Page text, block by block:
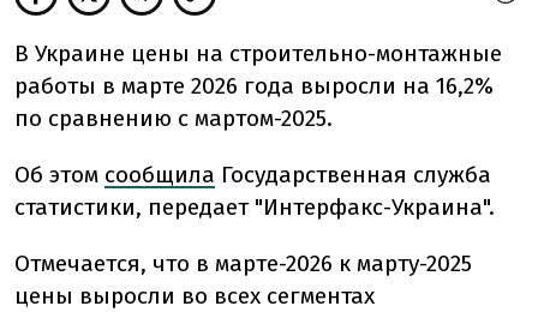
В Украине цены на строительно-монтажные
работы в марте 2026 года выросли на 16,2%
по сравнению с мартом-2025.
Об этом сообщила Государственная служба
статистики, передает "Интерфакс-Украина".
Отмечается, что в марте-2026 к марту-2025
цены выросли во всех сегментах